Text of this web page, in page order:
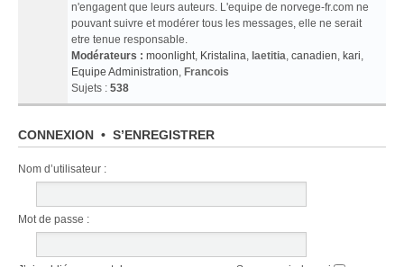
n'engagent que leurs auteurs. L'equipe de norvege-fr.com ne
pouvant suivre et modérer tous les messages, elle ne serait
etre tenue responsable.
Modérateurs : moonlight, Kristalina, laetitia, canadien, kari,
Equipe Administration, Francois
Sujets : 538
CONNEXION • S’ENREGISTRER
Nom d’utilisateur :
Mot de passe :